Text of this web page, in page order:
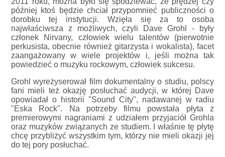
później ktoś będzie chciał przypomnieć publiczności o
dorobku tej instytucji. Wzięła się za to osoba
najwłaściwsza z możliwych, czyli Dave Grohl - były
członek Nirvany, człowiek wielu talentów (pierwotnie
perkusista, obecnie również gitarzysta i wokalista), facet
zaangażowany w wiele projektów i, jeśli można tak
powiedzieć o muzyku rockowym, człowiek sukcesu.
Grohl wyreżyserował film dokumentalny o studiu, polscy
fani mieli też okazję posłuchać audycji, w której Dave
opowiadał o historii "Sound City", nadawanej w radiu
"Eska Rock". Na potrzeby filmu powstała płyta z
premierowymi nagraniami z udziałem przyjaciół Grohla
oraz muzyków związanych ze studiem. I właśnie tę płytę
chcę przybliżyć wszystkim tym, którzy nie mieli okazji jej
do tej pory posłuchać.